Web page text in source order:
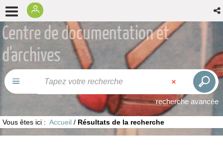
Centre de documentation et
d'archives
recherche avancée
Vous êtes ici : Accueil / Résultats de la recherche